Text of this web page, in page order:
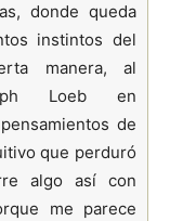
donde queda
instintos del
manera, al
Loeb en
de
que perduró
algo así con
me parece